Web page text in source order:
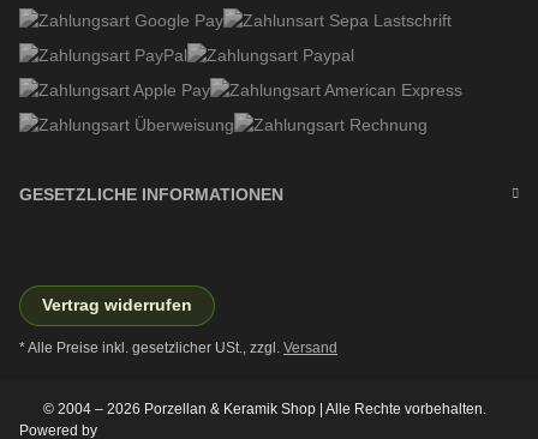
GESETZLICHE INFORMATIONEN
Vertrag widerrufen
* Alle Preise inkl. gesetzlicher USt., zzgl. Versand
© 2004 – 2026 Porzellan & Keramik Shop | Alle Rechte vorbehalten.
Powered by